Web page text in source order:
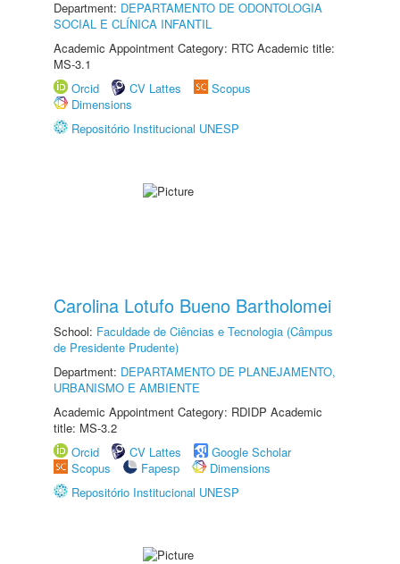
Department: DEPARTAMENTO DE ODONTOLOGIA
SOCIAL E CLÍNICA INFANTIL
Academic Appointment Category: RTC Academic title:
MS-3.1
Orcid
CV Lattes
Scopus
Dimensions
Repositório Institucional UNESP
Carolina Lotufo Bueno Bartholomei
School: Faculdade de Ciências e Tecnologia (Câmpus
de Presidente Prudente)
Department: DEPARTAMENTO DE PLANEJAMENTO,
URBANISMO E AMBIENTE
Academic Appointment Category: RDIDP Academic
title: MS-3.2
Orcid
CV Lattes
Google Scholar
Scopus
Fapesp
Dimensions
Repositório Institucional UNESP